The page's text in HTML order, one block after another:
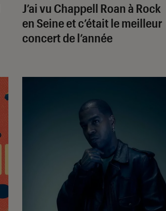
J’ai vu Chappell Roan à Rock
en Seine et c’était le meilleur
concert de l’année